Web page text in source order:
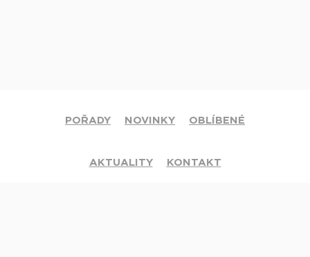
POŘADY NOVINKY OBLÍBENÉ
AKTUALITY KONTAKT